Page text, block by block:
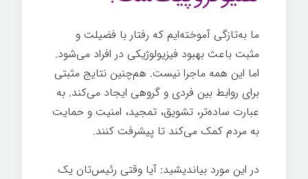
ما به‌تازگی آموخته‌ایم که رفتار با فضیلت و
مثبت باعث بهبود فیزیولوژیکی در افراد می‌شود.
اما این همه ماجرا نیست. هم‌چنین نتایج مثبتی
برای روابط بین فردی و گروهی ایجاد می‌کند. به
عبارت ساده‌تر، تشویق، تمجید، امنیت و حمایت
به مردم کمک می‌کند تا پیشرفت کنند.
در این مورد بیاندیشید: آیا وقتی رئیس‌تان یک